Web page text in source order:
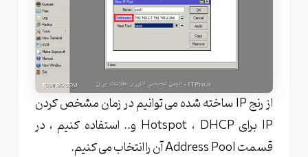
از رنج IP ساخته شده می توانیم در زمان مشخص کردن
IP برای Hotspot ، DHCP و.. استفاده کنیم ، در
قسمت Address Pool آن را انتخاب می کنیم.